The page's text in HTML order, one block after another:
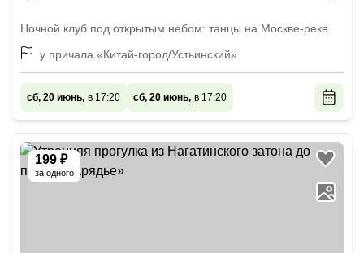
Ночной клуб под открытым небом: танцы на Москве-реке
у причала «Китай-город/Устьинский»
сб, 20 июнь, в 17:20 сб, 20 июнь, в 17:20
199 ₽
за одного